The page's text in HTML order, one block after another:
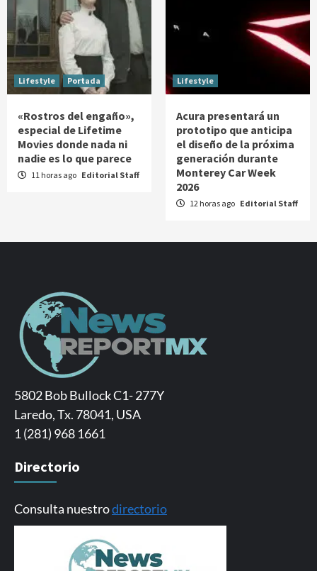
Lifestyle Portada
«Rostros del engaño»,
especial de Lifetime
Movies donde nada ni
nadie es lo que parece
11 horas ago Editorial Staff
Lifestyle
Acura presentará un
prototipo que anticipa
el diseño de la próxima
generación durante
Monterey Car Week
2026
12 horas ago Editorial Staff
5802 Bob Bullock C1- 277Y
Laredo, Tx. 78041, USA
1 (281) 968 1661
Directorio
Consulta nuestrodirectorio